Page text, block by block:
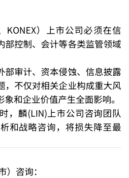
KONEX）上市公司必须在信
部控制、会计等各类监管领域
部审计、资本侵蚀、信息披露
，不仅对相关企业构成重大风
和企业价值产生全面影响。
，麟(LIN)上市公司咨询团队
和战略咨询，将损失降至最
咨询：